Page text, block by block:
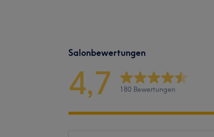
Salonbewertungen
4,7 180 Bewertungen